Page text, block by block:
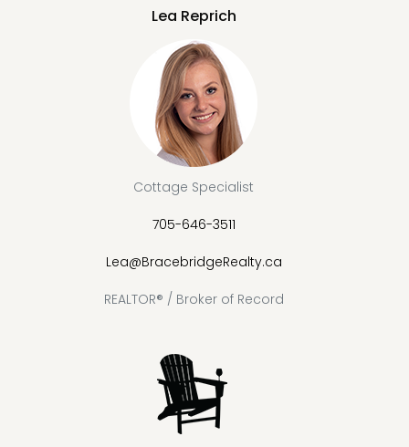
Lea Reprich
Cottage Specialist
705-646-3511
Lea@BracebridgeRealty.ca
REALTOR® / Broker of Record